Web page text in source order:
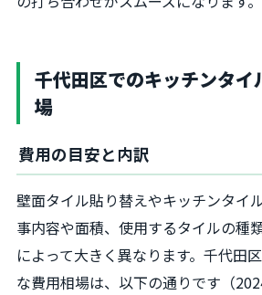
千代田区でのキッチンタイ
場
費用の目安と内訳
壁面タイル貼り替えやキッチンタイ
事内容や面積、使用するタイルの種
によって大きく異なります。千代田
な費用相場は、以下の通りです（